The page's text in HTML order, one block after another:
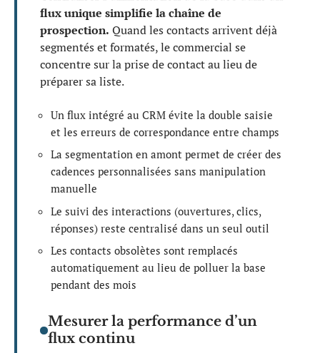
flux unique simplifie la chaîne de
prospection. Quand les contacts arrivent déjà
segmentés et formatés, le commercial se
concentre sur la prise de contact au lieu de
préparer sa liste.
Un flux intégré au CRM évite la double saisie
et les erreurs de correspondance entre champs
La segmentation en amont permet de créer des
cadences personnalisées sans manipulation
manuelle
Le suivi des interactions (ouvertures, clics,
réponses) reste centralisé dans un seul outil
Les contacts obsolètes sont remplacés
automatiquement au lieu de polluer la base
pendant des mois
Mesurer la performance d’un
flux continu